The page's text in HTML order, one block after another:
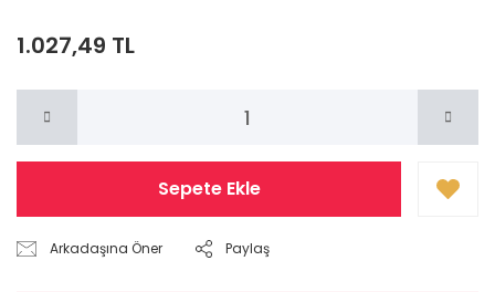
1.027,49 TL
Sepete Ekle
Arkadaşına Öner Paylaş